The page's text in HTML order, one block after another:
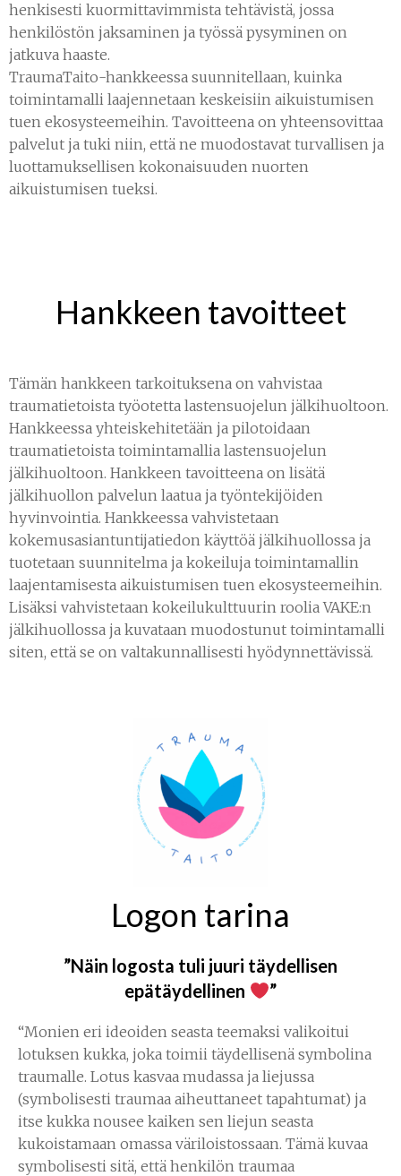
henkisesti kuormittavimmista tehtävistä, jossa
henkilöstön jaksaminen ja työssä pysyminen on
jatkuva haaste.
TraumaTaito-hankkeessa suunnitellaan, kuinka
toimintamalli laajennetaan keskeisiin aikuistumisen
tuen ekosysteemeihin. Tavoitteena on yhteensovittaa
palvelut ja tuki niin, että ne muodostavat turvallisen ja
luottamuksellisen kokonaisuuden nuorten
aikuistumisen tueksi.
Hankkeen tavoitteet
Tämän hankkeen tarkoituksena on vahvistaa
traumatietoista työotetta lastensuojelun jälkihuoltoon.
Hankkeessa yhteiskehitetään ja pilotoidaan
traumatietoista toimintamallia lastensuojelun
jälkihuoltoon. Hankkeen tavoitteena on lisätä
jälkihuollon palvelun laatua ja työntekijöiden
hyvinvointia. Hankkeessa vahvistetaan
kokemusasiantuntijatiedon käyttöä jälkihuollossa ja
tuotetaan suunnitelma ja kokeiluja toimintamallin
laajentamisesta aikuistumisen tuen ekosysteemeihin.
Lisäksi vahvistetaan kokeilukulttuurin roolia VAKE:n
jälkihuollossa ja kuvataan muodostunut toimintamalli
siten, että se on valtakunnallisesti hyödynnettävissä.
Logon tarina
”Näin logosta tuli juuri täydellisen
epätäydellinen
”
“Monien eri ideoiden seasta teemaksi valikoitui
lotuksen kukka, joka toimii täydellisenä symbolina
traumalle. Lotus kasvaa mudassa ja liejussa
(symbolisesti traumaa aiheuttaneet tapahtumat) ja
itse kukka nousee kaiken sen liejun seasta
kukoistamaan omassa väriloistossaan. Tämä kuvaa
symbolisesti sitä, että henkilön traumaa